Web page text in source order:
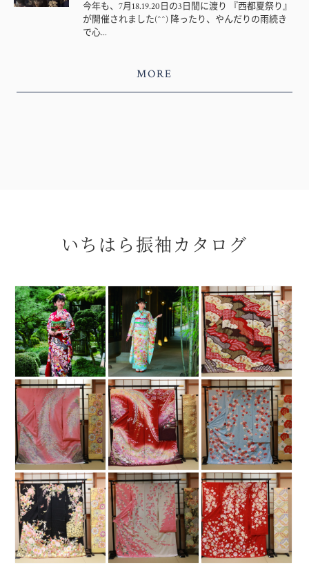
今年も、7月18.19.20日の3日間に渡り 『西都夏祭り』
が開催されました(^^) 降ったり、やんだりの雨続き
で心...
MORE
いちはら振袖カタログ